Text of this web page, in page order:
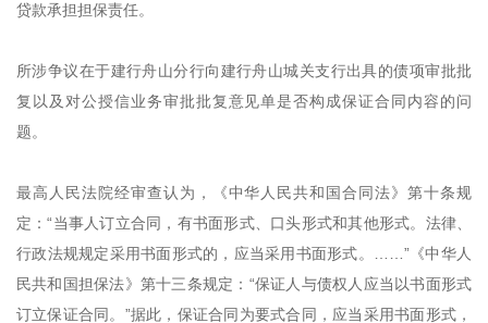
贷款承担担保责任。
所涉争议在于建行舟山分行向建行舟山城关支行出具的债项审批批
复以及对公授信业务审批批复意见单是否构成保证合同内容的问
题。
最高人民法院经审查认为，《中华人民共和国合同法》第十条规
定：“当事人订立合同，有书面形式、口头形式和其他形式。法律、
行政法规规定采用书面形式的，应当采用书面形式。……”《中华人
民共和国担保法》第十三条规定：“保证人与债权人应当以书面形式
订立保证合同。”据此，保证合同为要式合同，应当采用书面形式，